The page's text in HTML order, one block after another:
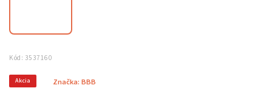
Kód: 3537160
Akcia Značka: BBB